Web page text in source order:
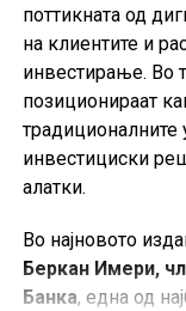
поттикната од
на клиентите и
инвестирање. Во
позиционираат
традиционалните
инвестициски
алатки.
Во најновото
Беркан Имери,
Банка, една од